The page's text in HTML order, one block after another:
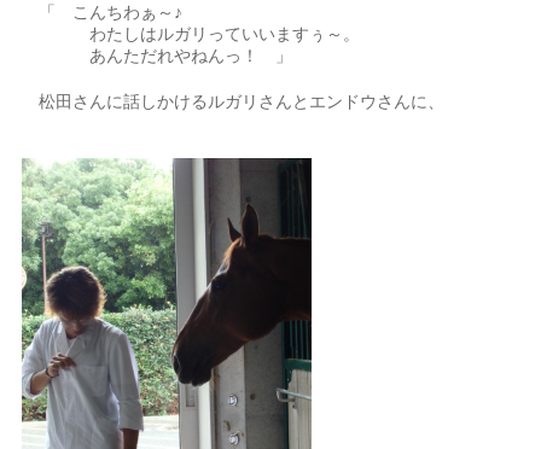
「 こんちわぁ～♪
わたしはルガリっていいますぅ～。
あんただれやねんっ！ 」
松田さんに話しかけるルガリさんとエンドウさんに、